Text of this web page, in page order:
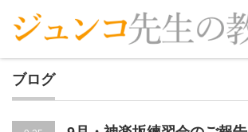
ブログ